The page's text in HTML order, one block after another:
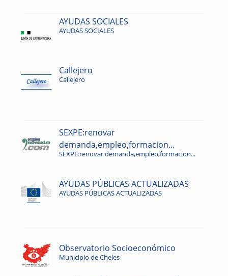
AYUDAS SOCIALES
AYUDAS SOCIALES
Callejero
Callejero
SEXPE:renovar
demanda,empleo,formacion...
SEXPE:renovar demanda,empleo,formacion...
AYUDAS PÚBLICAS ACTUALIZADAS
AYUDAS PÚBLICAS ACTUALIZADAS
Observatorio Socioeconómico
Municipio de Cheles